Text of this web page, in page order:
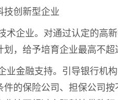
技创新型企业
术企业。对通过认定的高
划，给予培育企业最高不超
业金融支持。引导银行机
件的保险公司、担保公司